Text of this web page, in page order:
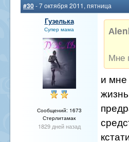
#30- 7 октября 2011, пятница
Гузелька
Супер мама
Сообщений: 1673
Стерлитамак
1829 дней назад
Мне
и мне